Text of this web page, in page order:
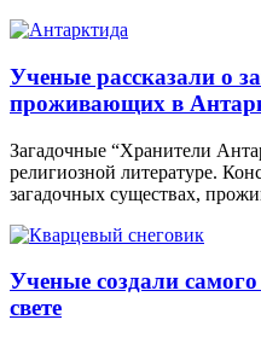
Ученые рассказали о
проживающих в
Загадочные “Хранители
религиозной литературе.
загадочных существах,
Ученые создали
свете